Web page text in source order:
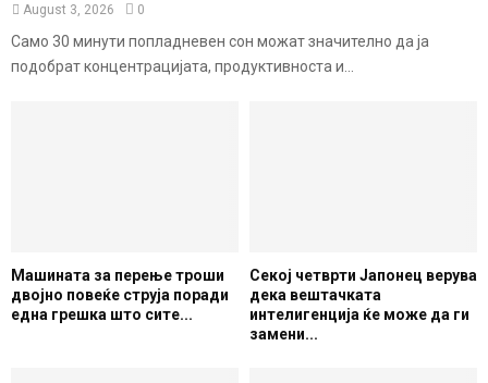
August 3, 2026 0
Само 30 минути попладневен сон можат значително да ја
подобрат концентрацијата, продуктивноста и...
Машината за перење троши
двојно повеќе струја поради
една грешка што сите...
Секој четврти Јапонец верува
дека вештачката
интелигенција ќе може да ги
замени...